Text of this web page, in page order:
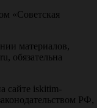
«Советская
материалов,
обязательна
сайте iskitim-
РФ,